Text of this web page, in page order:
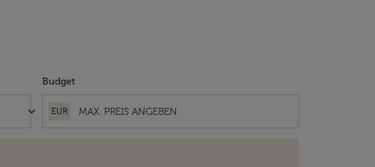
keyboard_arrow_down
Budget
EUR